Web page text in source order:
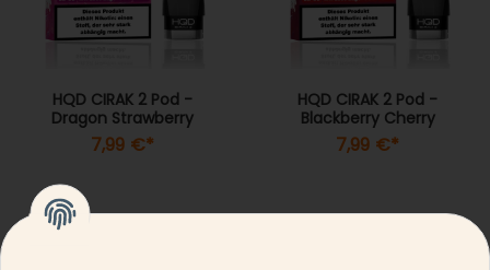
HQD CIRAK 2 Pod -
Dragon Strawberry
7,99 €*
HQD CIRAK 2 Pod -
Blackberry Cherry
7,99 €*